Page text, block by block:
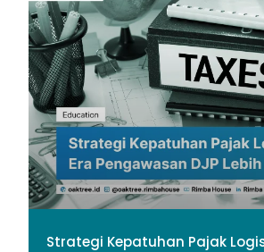
Strategi Kepatuhan Pajak